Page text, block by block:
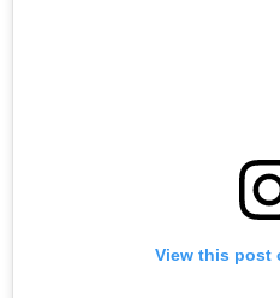
View this post